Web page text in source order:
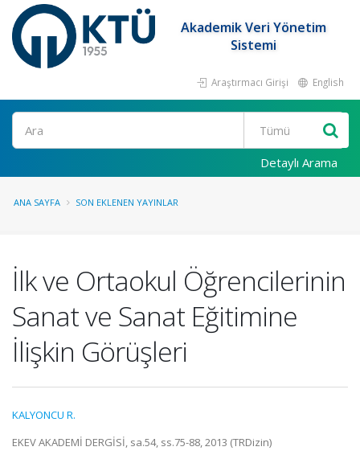
Akademik Veri Yönetim
Sistemi
Araştırmacı Girişi English
Ara
Detaylı Arama
ANA SAYFA SON EKLENEN YAYINLAR
İlk ve Ortaokul Öğrencilerinin
Sanat ve Sanat Eğitimine
İlişkin Görüşleri
KALYONCU R.
EKEV AKADEMİ DERGİSİ, sa.54, ss.75-88, 2013 (TRDizin)